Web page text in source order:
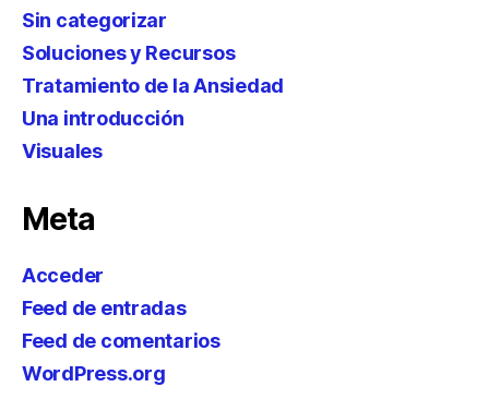
Sin categorizar
Soluciones y Recursos
Tratamiento de la Ansiedad
Una introducción
Visuales
Meta
Acceder
Feed de entradas
Feed de comentarios
WordPress.org